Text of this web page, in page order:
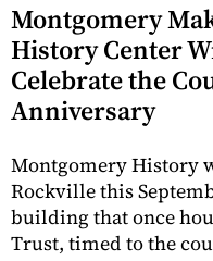
Montgomery
History Center
Celebrate the
Anniversary
Montgomery History
Rockville this
building that once
Trust, timed to the